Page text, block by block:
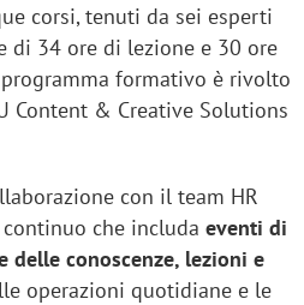
corsi, tenuti da sei esperti
di 34 ore di lezione e 30 ore
formativo è rivolto
Content & Creative Solutions
con il team HR
che includa eventi di
conoscenze, lezioni e
operazioni quotidiane e le